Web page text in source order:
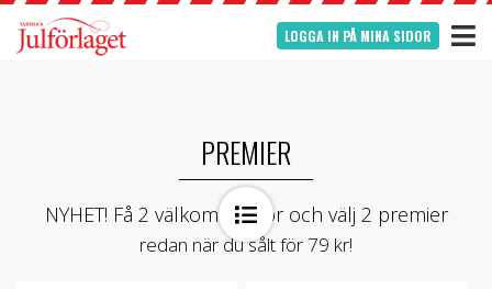
LOGGA IN PÅ MINA SIDOR
PREMIER
NYHET! Få 2 välkomstgåvor och välj 2 premier
redan när du sålt för 79 kr!